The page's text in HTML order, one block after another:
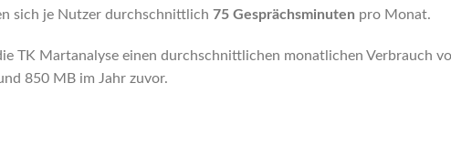
sich je Nutzer durchschnittlich 75 Gesprächsminuten pro Monat.
TK Martanalyse einen durchschnittlichen monatlichen Verbrauch
850 MB im Jahr zuvor.